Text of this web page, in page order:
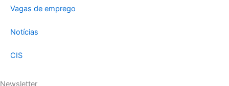
Vagas de emprego
Notícias
CIS
Newsletter